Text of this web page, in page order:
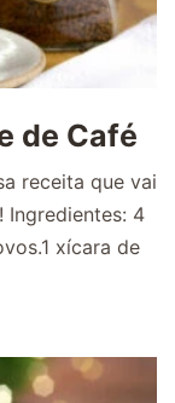
de Café
receita que vai
Ingredientes: 4
xícara de